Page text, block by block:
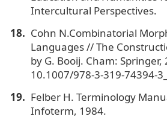
Intercultural Perspectives.
Cohn N.Combinatorial
Languages // The
by G. Booij. Cham: Springer,
10.1007/978-3-319-74394-
Felber H. Terminology
Infoterm, 1984.